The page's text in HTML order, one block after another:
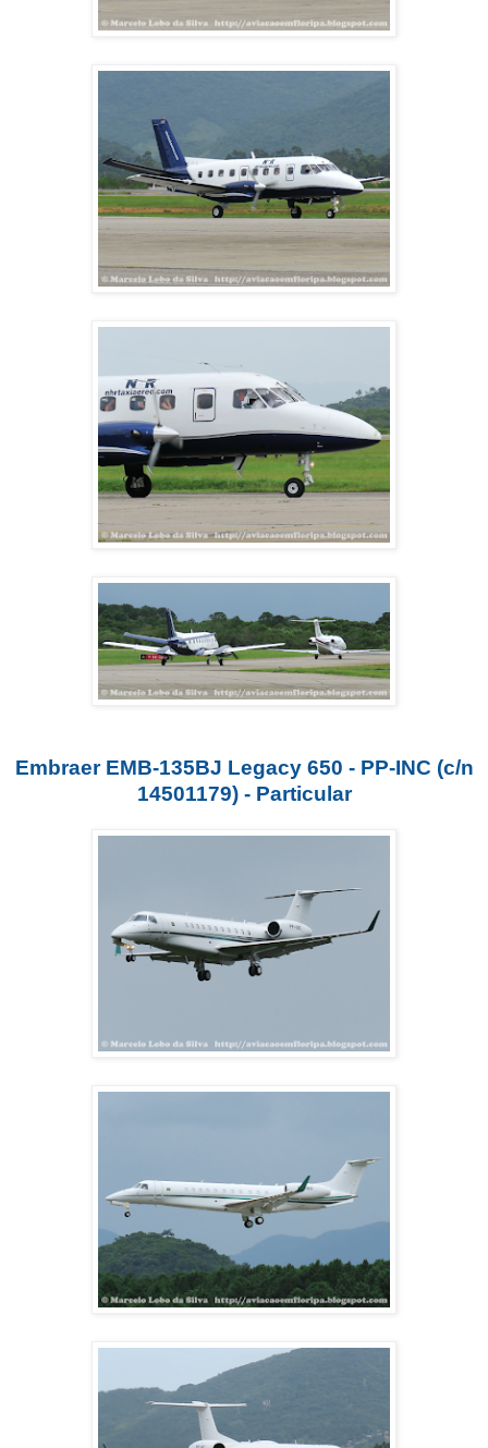
Embraer EMB-135BJ Legacy 650 - PP-INC (c/n
14501179) - Particular